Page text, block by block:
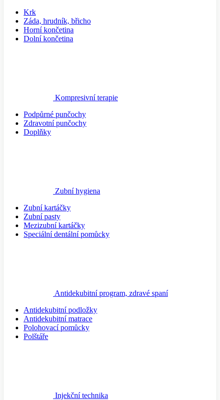
Krk
Záda, hrudník, břicho
Horní končetina
Dolní končetina
Kompresivní terapie
Podpůrné punčochy
Zdravotní punčochy
Doplňky
Zubní hygiena
Zubní kartáčky
Zubní pasty
Mezizubní kartáčky
Speciální dentální pomůcky
Antidekubitní program, zdravé spaní
Antidekubitní podložky
Antidekubitní matrace
Polohovací pomůcky
Polštáře
Injekční technika